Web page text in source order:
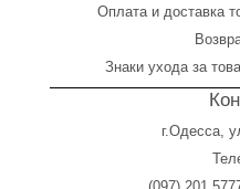
Оплатаи доставка
Знаки ухода за
г.Одесса,